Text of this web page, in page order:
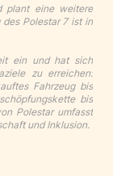
plant eine weitere
Polestar 7 ist in
ein und hat sich
zu erreichen:
Fahrzeug bis
bis
Polestar umfasst
und Inklusion.